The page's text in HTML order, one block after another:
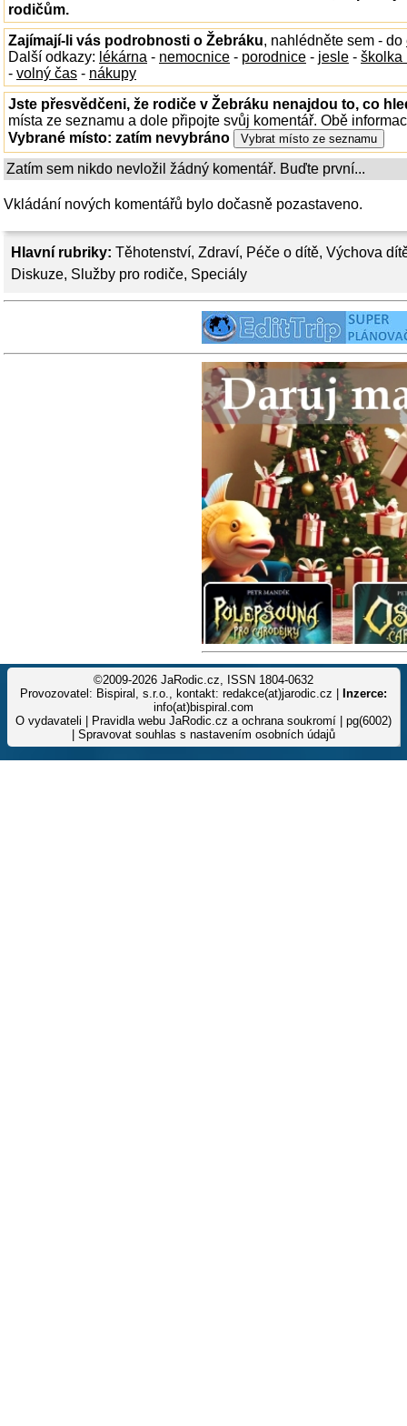
Hlavní rubriky: Těhotenství, Zdraví, Péče o dítě, Výchova
Diskuze, Služby pro rodiče, Speciály
rodičům.
Zajímají-li vás podrobnosti o Žebráku, nahlédněte sem - do
Další odkazy: lékárna - nemocnice - porodnice - jesle - školka
- volný čas - nákupy
Jste přesvědčeni, že rodiče v Žebráku nenajdou to, co
místa ze seznamu a dole připojte svůj komentář. Obě
Vybrané místo: zatím nevybráno
Zatím sem nikdo nevložil žádný komentář. Buďte první...
Vkládání nových komentářů bylo dočasně pozastaveno.
©2009-2026 JaRodic.cz, ISSN 1804-0632
Provozovatel: Bispiral, s.r.o., kontakt: redakce(at)jarodic.cz |
Inzerce:
info(at)bispiral.com
O vydavateli
Pravidla webu JaRodic.cz a ochrana soukromí | pg(6002)
Spravovat souhlas s nastavením osobních údajů